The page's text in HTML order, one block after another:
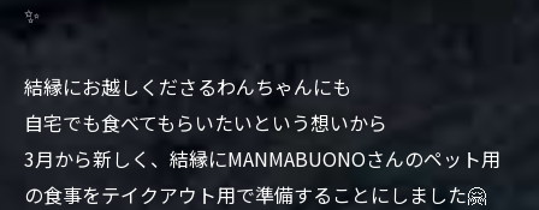
✨
結縁にお越しくださるわんちゃんにも
自宅でも食べてもらいたいという想いから
3月から新しく、結縁にMANMABUONOさんのペット用
の食事をテイクアウト用で準備することにしました🤗